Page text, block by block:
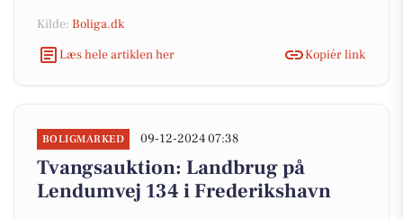
Kilde: Boliga.dk
Læs hele artiklen her
Kopiér link
BOLIGMARKED 09-12-2024 07:38
Tvangsauktion: Landbrug på
Lendumvej 134 i Frederikshavn